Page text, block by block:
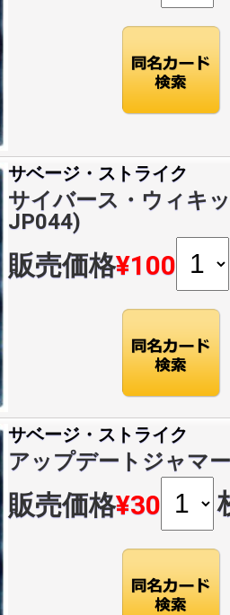
サベージ・ストライク
サイバース・ウィキ
JP044)
販売価格¥100
サベージ・ストライク
アップデートジャマ
販売価格¥30